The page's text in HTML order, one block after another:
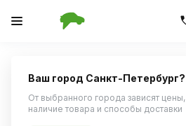
Поиск по артикулу Поиск по VIN
Ваш город Санкт-Петербург?
От выбранного города зависят цены,
наличие товара и способы доставки